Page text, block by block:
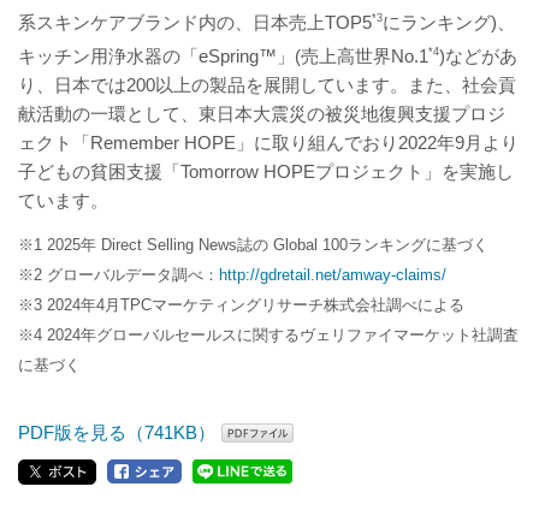
系スキンケアブランド内の、日本売上TOP5*3にランキング)、
キッチン用浄水器の「eSpring™」(売上高世界No.1 *4)などがあ
り、日本では200以上の製品を展開しています。また、社会貢
献活動の一環として、東日本大震災の被災地復興支援プロジ
ェクト「Remember HOPE」に取り組んでおり2022年9月より
子どもの貧困支援「Tomorrow HOPEプロジェクト」を実施し
ています。
※1 2025年 Direct Selling News誌の Global 100ランキングに基づく
※2 グローバルデータ調べ： http://gdretail.net/amway-claims/
※3 2024年4月TPCマーケティングリサーチ株式会社調べによる
※4 2024年グローバルセールスに関するヴェリファイマーケット社調査
に基づく
PDF版を見る（741KB）